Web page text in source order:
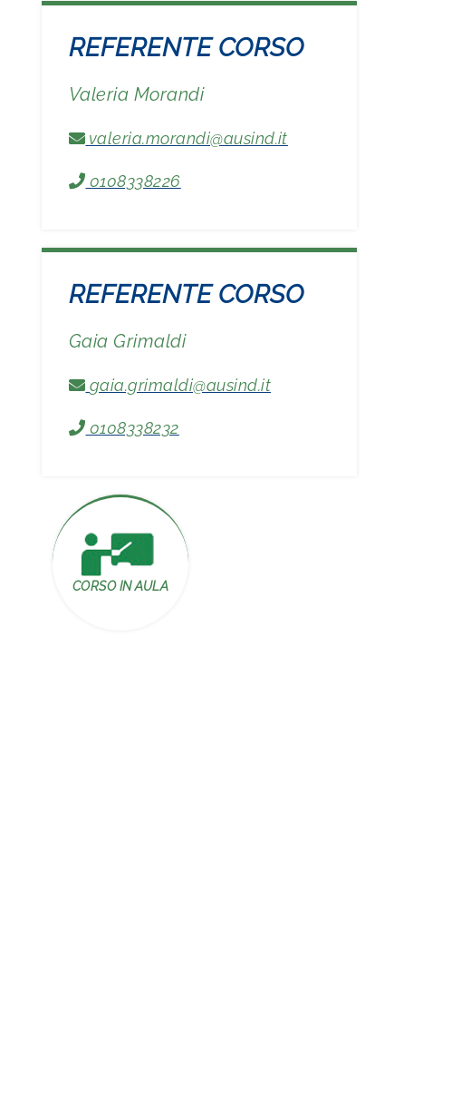
REFERENTE CORSO
Valeria Morandi
valeria.morandi@ausind.it
0108338226
REFERENTE CORSO
Gaia Grimaldi
gaia.grimaldi@ausind.it
0108338232
CORSO IN AULA